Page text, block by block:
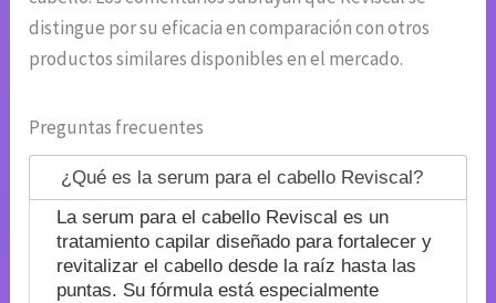
distingue por su eficacia en comparación con otros
productos similares disponibles en el mercado.
Preguntas frecuentes
¿Qué es la serum para el cabello Reviscal?
La serum para el cabello Reviscal es un
tratamiento capilar diseñado para fortalecer y
revitalizar el cabello desde la raíz hasta las
puntas. Su fórmula está especialmente